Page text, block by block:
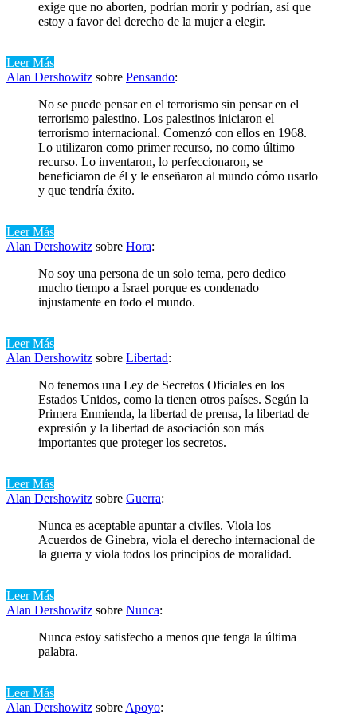
exige que no aborten, podrían morir y podrían, así que
estoy a favor del derecho de la mujer a elegir.
Leer Más
Alan Dershowitz sobre Pensando:
No se puede pensar en el terrorismo sin pensar en el
terrorismo palestino. Los palestinos iniciaron el
terrorismo internacional. Comenzó con ellos en 1968.
Lo utilizaron como primer recurso, no como último
recurso. Lo inventaron, lo perfeccionaron, se
beneficiaron de él y le enseñaron al mundo cómo usarlo
y que tendría éxito.
Leer Más
Alan Dershowitz sobre Hora:
No soy una persona de un solo tema, pero dedico
mucho tiempo a Israel porque es condenado
injustamente en todo el mundo.
Leer Más
Alan Dershowitz sobre Libertad:
No tenemos una Ley de Secretos Oficiales en los
Estados Unidos, como la tienen otros países. Según la
Primera Enmienda, la libertad de prensa, la libertad de
expresión y la libertad de asociación son más
importantes que proteger los secretos.
Leer Más
Alan Dershowitz sobre Guerra:
Nunca es aceptable apuntar a civiles. Viola los
Acuerdos de Ginebra, viola el derecho internacional de
la guerra y viola todos los principios de moralidad.
Leer Más
Alan Dershowitz sobre Nunca:
Nunca estoy satisfecho a menos que tenga la última
palabra.
Leer Más
Alan Dershowitz sobre Apoyo: